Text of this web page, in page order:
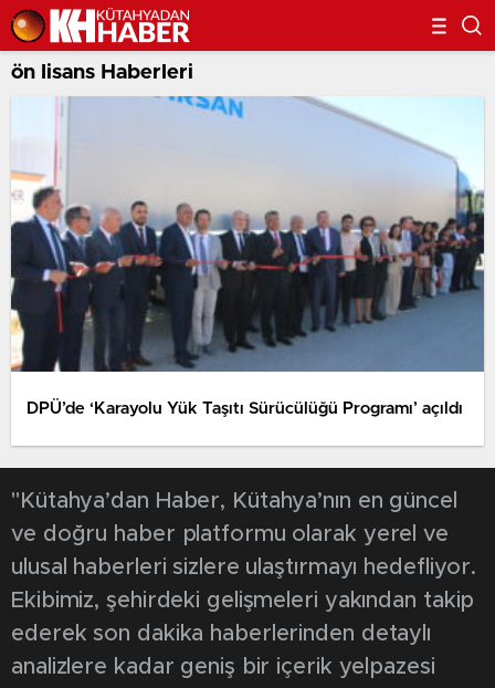
ön lisans Haberleri
DPÜ’de ‘Karayolu Yük Taşıtı Sürücülüğü Programı’ açıldı
"Kütahya’dan Haber, Kütahya’nın en güncel
ve doğru haber platformu olarak yerel ve
ulusal haberleri sizlere ulaştırmayı hedefliyor.
Ekibimiz, şehirdeki gelişmeleri yakından takip
ederek son dakika haberlerinden detaylı
analizlere kadar geniş bir içerik yelpazesi